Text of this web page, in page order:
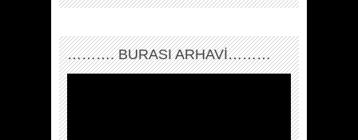
………. BURASI ARHAVİ………